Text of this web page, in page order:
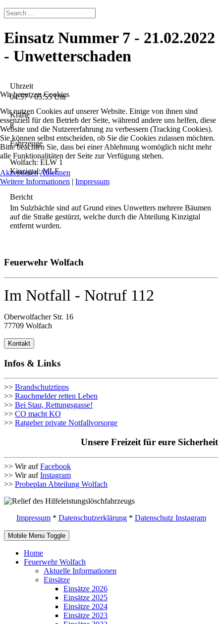
Einsatz Nummer 7 - 21.02.2022
- Unwetterschaden
Uhrzeit
04:57 - 05:55 Uhr
Kräfte
8
Fahrzeuge
Wolfach: ELW 1
Kinzigtal: MLF
Bericht
Im Sulzbächle sind auf Grund eines Unwetters mehrere Bäumen
auf die Straße gestürzt, welche durch die Abteilung Kinzigtal
entfernt wurden.
Feuerwehr Wolfach
Im Notfall - Notruf 112
Oberwolfacher Str. 16
77709 Wolfach
Kontakt
Infos & Links
>> Brandschutztipps
>> Rauchmelder retten Leben
>> Bei Stau, Rettungsgasse!
>> CO macht KO
>> Ratgeber private Notfallvorsorge
Unsere Freizeit für eure Sicherheit
>> Wir aufFacebook
>> Wir aufInstagram
>> Probeplan Abteilung Wolfach
Impressum* Datenschutzerklärung* Datenschutz Instagram
Mobile Menu Toggle
Home
Feuerwehr Wolfach
Aktuelle Informationen
Einsätze
Einsätze 2026
Einsätze 2025
Einsätze 2024
Einsätze 2023
Wir benutzen Cookies
Wir nutzen Cookies auf unserer Website. Einige von ihnen sind
essenziell für den Betrieb der Seite, während andere uns helfen, diese
Website und die Nutzererfahrung zu verbessern (Tracking Cookies).
Sie können selbst entscheiden, ob Sie die Cookies zulassen möchten.
Bitte beachten Sie, dass bei einer Ablehnung womöglich nicht mehr
alle Funktionalitäten der Seite zur Verfügung stehen.
AkzeptierenAblehnen
Weitere Informationen | Impressum